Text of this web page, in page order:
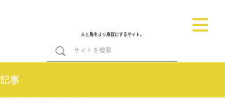
人と馬をより身近にするサイト。
記事